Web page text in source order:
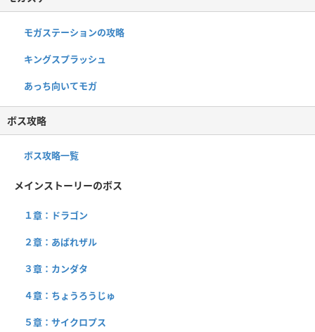
モガステーションの攻略
キングスプラッシュ
あっち向いてモガ
ボス攻略
ボス攻略一覧
メインストーリーのボス
１章：ドラゴン
２章：あばれザル
３章：カンダタ
４章：ちょうろうじゅ
５章：サイクロプス